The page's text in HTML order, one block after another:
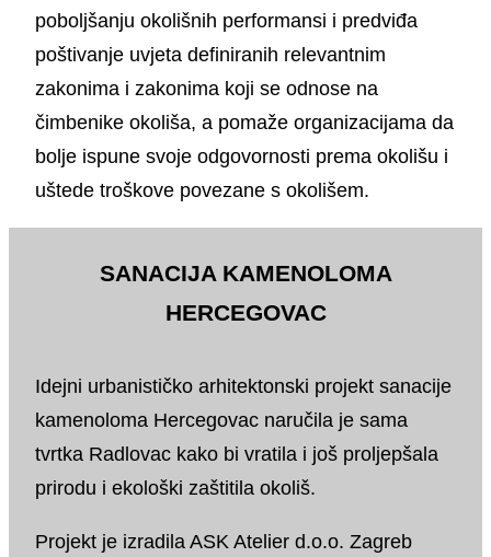
poboljšanju okolišnih performansi i predviđa
poštivanje uvjeta definiranih relevantnim
zakonima i zakonima koji se odnose na
čimbenike okoliša, a pomaže organizacijama da
bolje ispune svoje odgovornosti prema okolišu i
uštede troškove povezane s okolišem.
SANACIJA KAMENOLOMA
HERCEGOVAC
Idejni urbanističko arhitektonski projekt sanacije
kamenoloma Hercegovac naručila je sama
tvrtka Radlovac kako bi vratila i još proljepšala
prirodu i ekološki zaštitila okoliš.
Projekt je izradila ASK Atelier d.o.o. Zagreb